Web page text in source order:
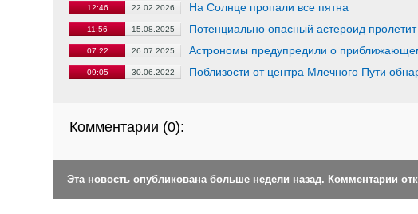
12:46 22.02.2026 На Солнце пропали все пятна
11:56 15.08.2025 Потенциально опасный астероид
07:22 26.07.2025 Астрономы предупредили о
09:05 30.06.2022 Поблизости от центра Млечного Пути
Комментарии (0):
Эта новость опубликована больше недели назад. Комментарии